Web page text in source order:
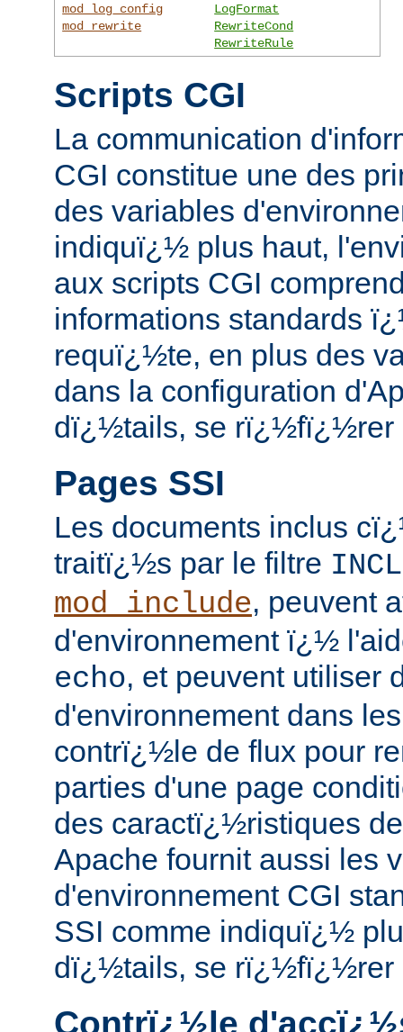
mod_log_config
mod_rewrite
LogFormat
RewriteCond
RewriteRule
Scripts CGI
La communication
CGI constitue une des
des variables
indiquï¿½ plus haut,
aux scripts CGI
informations standards
requï¿½te, en plus des
dans la configuration
dï¿½tails, se
Pages SSI
Les documents inclus
traitï¿½s par le filtre
mod_include, peuvent
d'environnement ï¿½
echo, et peuvent utiliser
d'environnement dans
contrï¿½le de flux pour
parties d'une page
des caractï¿½ristiques
Apache fournit aussi les
d'environnement CGI
SSI comme indiquï¿½
dï¿½tails, se
Contrï¿½le